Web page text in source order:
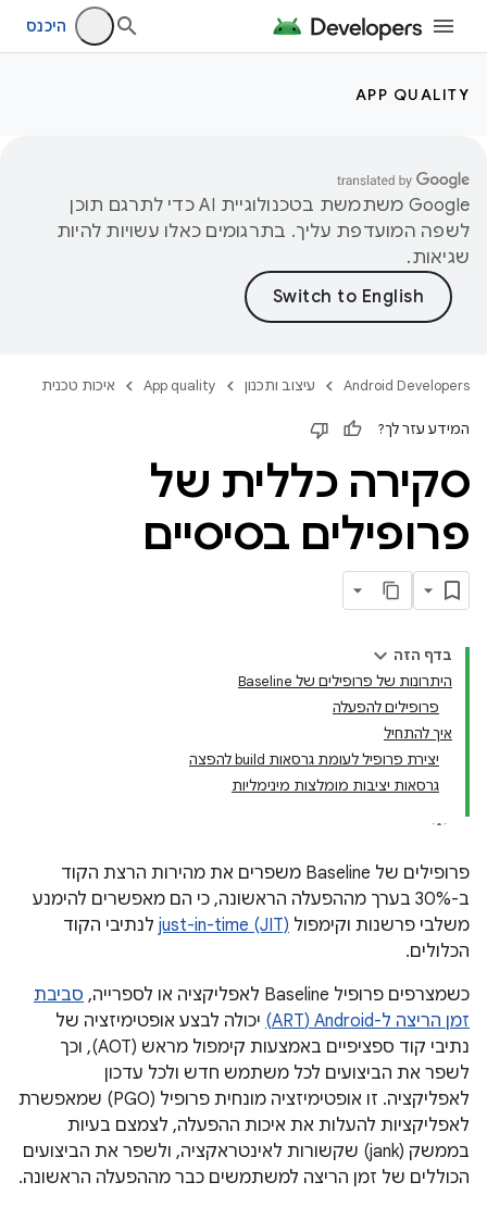
היכנס
APP QUALITY
‫Google משתמשת בטכנולוגיית AI כדי לתרגם תוכן
לשפה המועדפת עליך. בתרגומים כאלו עשויות להיות
שגיאות.
Android Developers עיצוב ותכנון App quality איכות טכנית
המידע עזר לך?
סקירה כללית של
פרופילים בסיסיים
בדף הזה
היתרונות של פרופילים של Baseline
פרופילים להפעלה
איך להתחיל
יצירת פרופיל לעומת גרסאות build להפצה
גרסאות יציבות מומלצות מינימליות
פרופילים של Baseline משפרים את מהירות הרצת הקוד
ב-30% בערך מההפעלה הראשונה, כי הם מאפשרים להימנע
משלבי פרשנות וקימפול just-in-time (JIT) לנתיבי הקוד
הכלולים.
כשמצרפים פרופיל Baseline לאפליקציה או לספרייה,
סביבת
זמן הריצה ל-Android‏ (ART)
יכולה לבצע אופטימיזציה של
נתיבי קוד ספציפיים באמצעות קימפול מראש (AOT), וכך
לשפר את הביצועים לכל משתמש חדש ולכל עדכון
לאפליקציה. זו אופטימיזציה מונחית פרופיל (PGO) שמאפשרת
לאפליקציות להעלות את איכות ההפעלה, לצמצם בעיות
בממשק (jank) שקשורות לאינטראקציה, ולשפר את הביצועים
הכוללים של זמן הריצה למשתמשים כבר מההפעלה הראשונה.